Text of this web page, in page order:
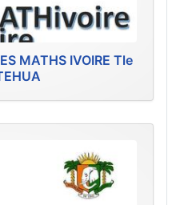
MATHS IVOIRE Tle